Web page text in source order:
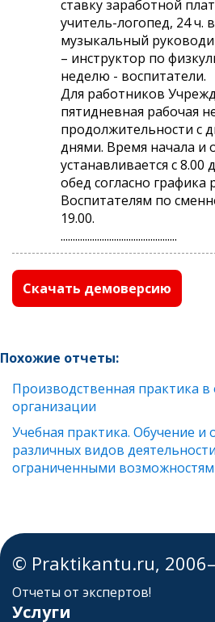
ставку заработной
учитель-логопед, 24 ч.
музыкальный
– инструктор по
неделю - воспитатели.
Для работников
пятидневная рабочая
продолжительности с
днями. Время начала и
устанавливается с
обед согласно графика
Воспитателям по
19.00.
................................................
Скачать демоверсию
Похожие отчеты:
Производственная практика
организации
Учебная практика. Обучение и
различных видов
ограниченными
© Praktikantu.ru,
Отчеты от экспертов!
Услуги